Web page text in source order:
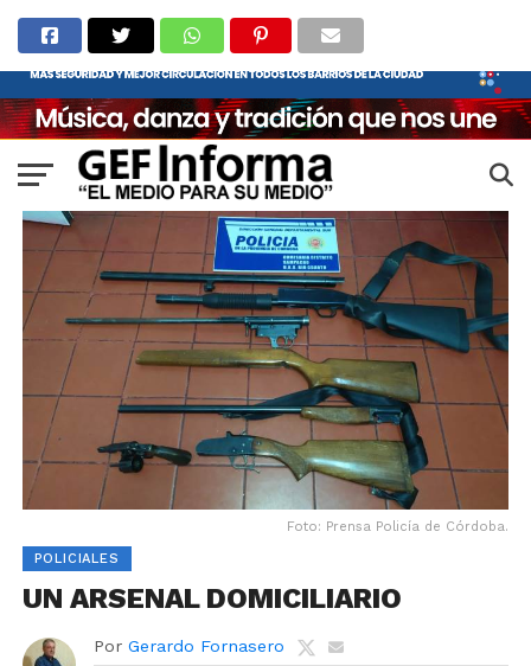
Foto: Prensa Policía de Córdoba.
POLICIALES
UN ARSENAL DOMICILIARIO
Por Gerardo Fornasero